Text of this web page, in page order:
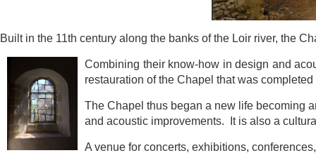
Built in the 11th century along the banks of the Loir river, the
Combining their know-how in design and
restauration of the Chapel that was completed
The Chapel thus began a new life becoming
and acoustic improvements. It is also a
A venue for concerts, exhibitions,